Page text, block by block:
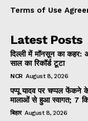
Terms of Use
Latest Posts
दिल्ली में मॉनसून का कहर:
साल का रिकॉर्ड टूटा
NCR August 8, 2026
पप्पू यादव पर चप्पल फेंकने
मालाओं से हुआ स्वागत; 7
बिहार August 8, 2026